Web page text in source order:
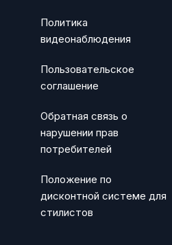
Политика
видеонаблюдения
Пользовательское
соглашение
Обратная связь о
нарушении прав
потребителей
Положение по
дисконтной системе для
стилистов